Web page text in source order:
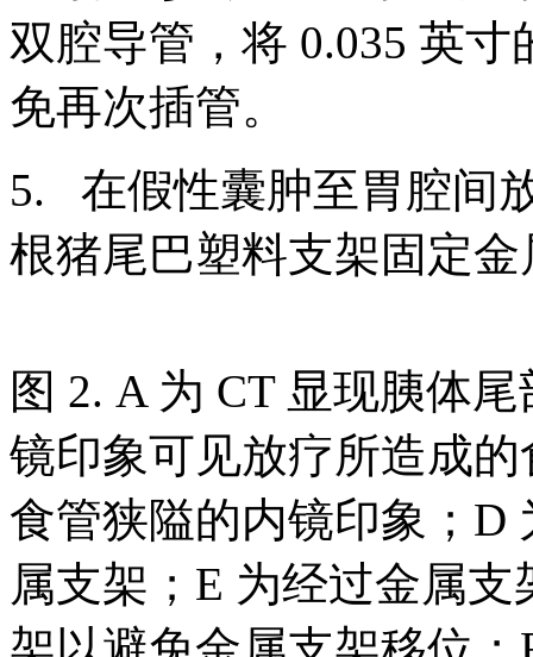
双腔导管，将 0.035 英
免再次插管。
5. 在假性囊肿至胃腔间
根猪尾巴塑料支架固定
图 2. A 为 CT 显现胰体
镜印象可见放疗所造成
食管狭隘的内镜印象；D
属支架；E 为经过金属